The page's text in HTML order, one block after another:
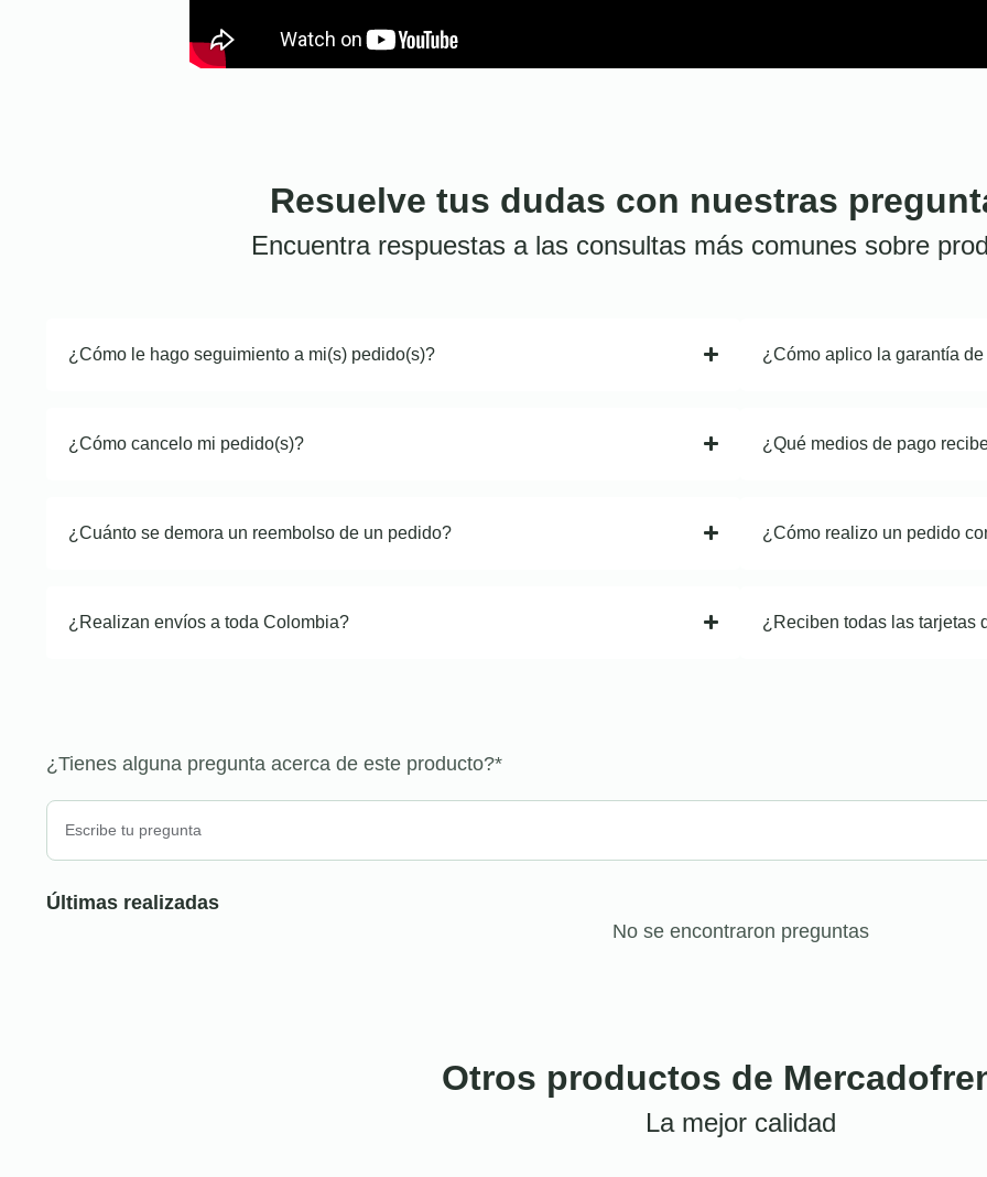
Resuelve tus dudas con nuestras
Encuentra respuestas a las consultas más comunes sobre
¿Cómo le hago seguimiento a mi(s) pedido(s)?
¿Cómo cancelo mi pedido(s)?
¿Cuánto se demora un reembolso de un pedido?
¿Realizan envíos a toda Colombia?
¿Cómo aplico la garantía
¿Qué medios de pago
¿Cómo realizo un pedido
¿Reciben todas las tarjetas
¿Tienes alguna pregunta acerca de este producto?*
Últimas realizadas
No se encontraron preguntas
Otros productos de
La mejor calidad